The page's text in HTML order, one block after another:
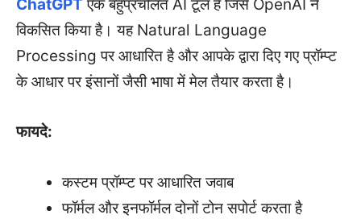
ChatGPT एक बहुप्रचलित AI टूल है जिसे OpenAI ने
विकसित किया है। यह Natural Language
Processing पर आधारित है और आपके द्वारा दिए गए प्रॉम्प्ट
के आधार पर इंसानों जैसी भाषा में मेल तैयार करता है।
फायदे:
कस्टम प्रॉम्प्ट पर आधारित जवाब
फॉर्मल और इनफॉर्मल दोनों टोन सपोर्ट करता है